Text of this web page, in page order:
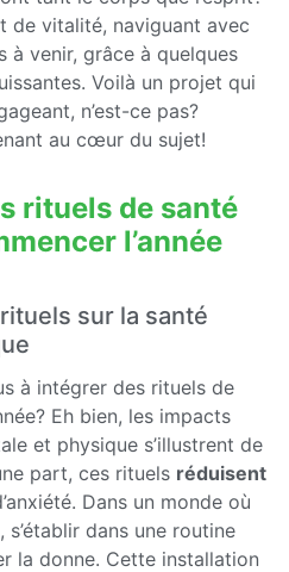
de vitalité, naviguant avec
à venir, grâce à quelques
Voilà un projet qui
n’est-ce pas?
au cœur du sujet!
rituels de santé
l’année
sur la santé
à intégrer des rituels de
Eh bien, les impacts
et physique s’illustrent de
part, ces rituels réduisent
Dans un monde où
dans une routine
la donne. Cette installation